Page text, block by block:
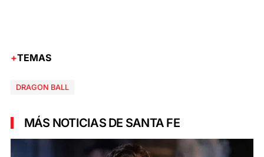
TEMAS
DRAGON BALL
MÁS NOTICIAS DE SANTA FE